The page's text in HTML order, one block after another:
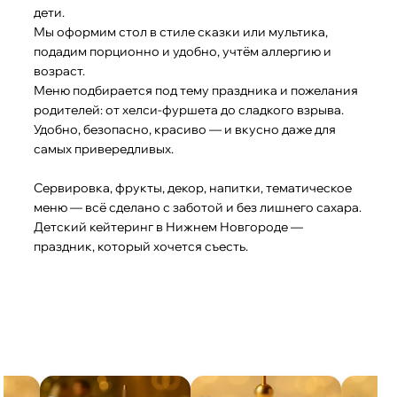
дети.
Мы оформим стол в стиле сказки или мультика,
подадим порционно и удобно, учтём аллергию и
возраст.
Меню подбирается под тему праздника и пожелания
родителей: от хелси-фуршета до сладкого взрыва.
Удобно, безопасно, красиво — и вкусно даже для
самых привередливых.
Сервировка, фрукты, декор, напитки, тематическое
меню — всё сделано с заботой и без лишнего сахара.
Детский кейтеринг в Нижнем Новгороде —
праздник, который хочется съесть.